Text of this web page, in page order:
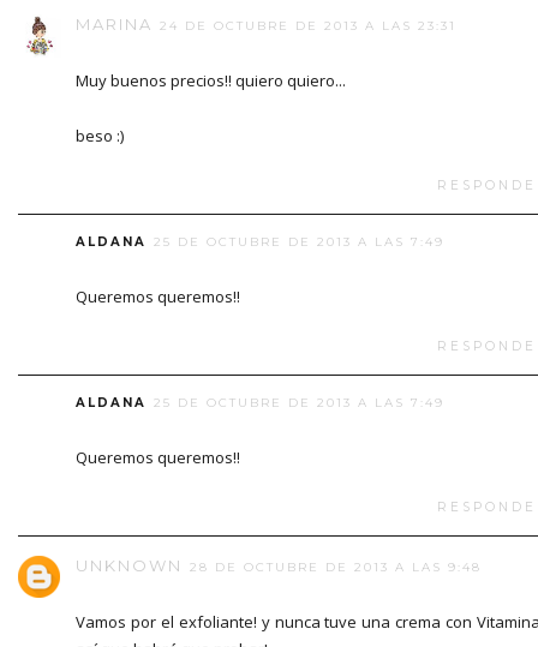
MARINA 24 DE OCTUBRE DE 2013 A LAS 23:31
Muy buenos precios!! quiero quiero...
beso :)
ALDANA 25 DE OCTUBRE DE 2013 A LAS 7:49
Queremos queremos!!
ALDANA 25 DE OCTUBRE DE 2013 A LAS 7:49
Queremos queremos!!
UNKNOWN 28 DE OCTUBRE DE 2013 A LAS 9:48
Vamos por el exfoliante! y nunca tuve una crema con